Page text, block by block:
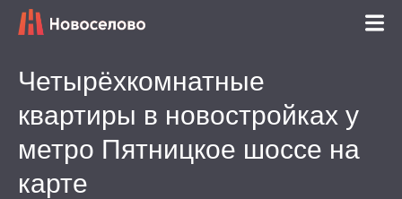
Четырёхкомнатные
квартиры в новостройках у
метро Пятницкое шоссе на
карте